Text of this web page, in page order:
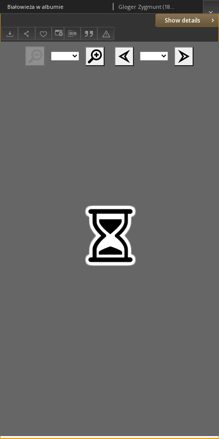
Show details
Białowieża w albumie Gloger Zygmunt (1845–1910)